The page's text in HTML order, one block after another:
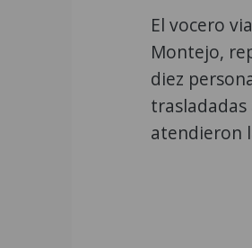
El vocero
Montejo,
diez
atendieron